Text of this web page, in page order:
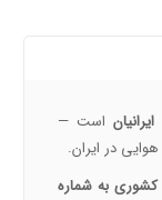
است —
در ایران.
کشوری به شماره